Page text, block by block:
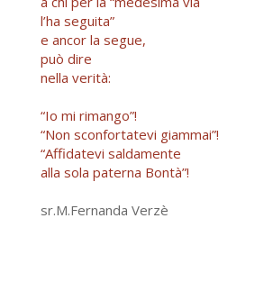
l’ha seguita”
e ancor la segue,
può dire
nella verità:
“Io mi rimango”!
“Non sconfortatevi giammai”!
“Affidatevi saldamente
alla sola paterna Bontà”!
sr.M.Fernanda Verzè